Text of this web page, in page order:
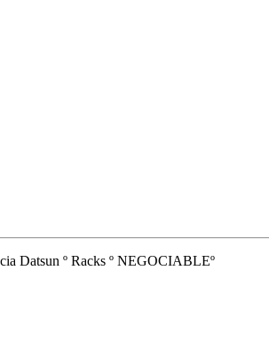
Datsun º Racks º NEGOCIABLEº